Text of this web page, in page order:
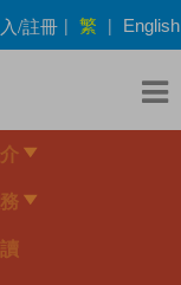
/註冊 | 繁 | English